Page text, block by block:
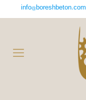
info@boreshbeton.com